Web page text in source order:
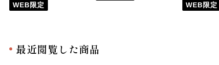
WEB限定
WEB限定
最近閲覧した商品